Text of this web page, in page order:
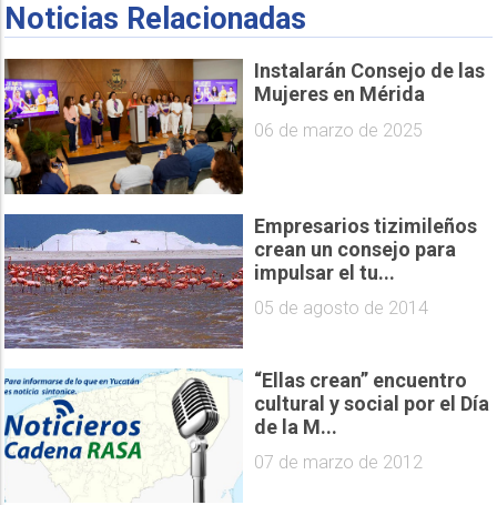
Noticias Relacionadas
Instalarán Consejo de las
Mujeres en Mérida
06 de marzo de 2025
Empresarios tizimileños
crean un consejo para
impulsar el tu...
05 de agosto de 2014
“Ellas crean” encuentro
cultural y social por el Día
de la M...
07 de marzo de 2012